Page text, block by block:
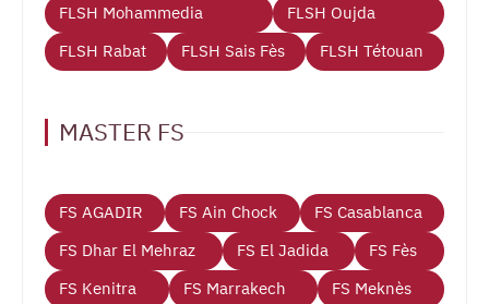
FLSH Mohammedia
FLSH Oujda
FLSH Rabat
FLSH Sais Fès FLSH Tétouan
MASTER FS
FS AGADIR FS Ain Chock
FS Casablanca
FS Dhar El Mehraz
FS El Jadida
FS Fès
FS Kenitra
FS Marrakech
FS Meknès